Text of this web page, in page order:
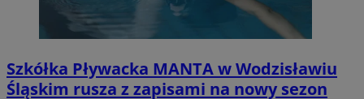
Szkółka Pływacka MANTA w Wodzisławiu
Śląskim rusza z zapisami na nowy sezon